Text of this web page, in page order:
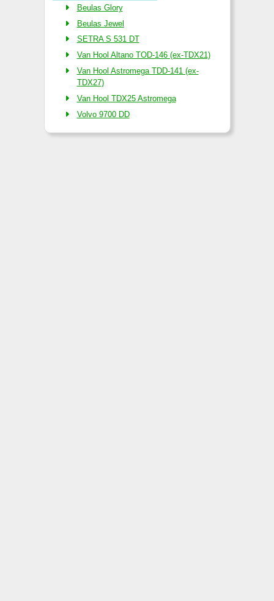
Beulas Glory
Beulas Jewel
SETRA S 531 DT
Van Hool Altano TOD-146 (ex-TDX21)
Van Hool Astromega TDD-141 (ex-
TDX27)
Van Hool TDX25 Astromega
Volvo 9700 DD